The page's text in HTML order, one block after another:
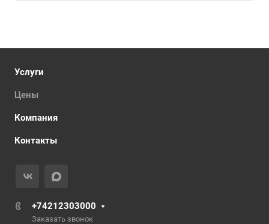
Услуги
Цены
Компания
Контакты
+74212303000
Заказать звонок